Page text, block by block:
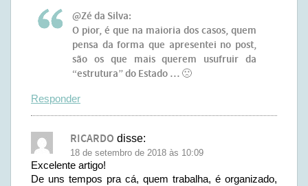
@Zé da Silva:
O pior, é que na maioria dos casos, quem
pensa da forma que apresentei no post,
são os que mais querem usufruir da
“estrutura” do Estado … 🙁
Responder
RICARDO disse:
18 de setembro de 2018 às 10:09
Excelente artigo!
De uns tempos pra cá, quem trabalha, é organizado,